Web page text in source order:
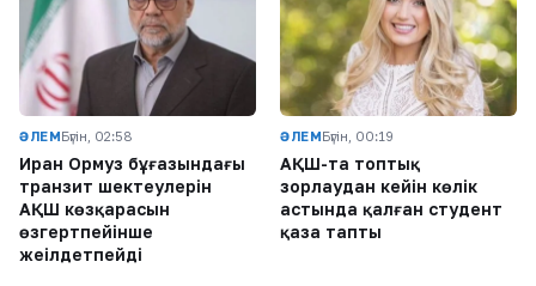
ӘЛЕМБүгін, 02:58
Иран Ормуз бұғазындағы
транзит шектеулерін
АҚШ көзқарасын
өзгертпейінше
жеңілдетпейді
ӘЛЕМБүгін, 00:19
АҚШ-та топтық
зорлаудан кейін көлік
астында қалған студент
қаза тапты